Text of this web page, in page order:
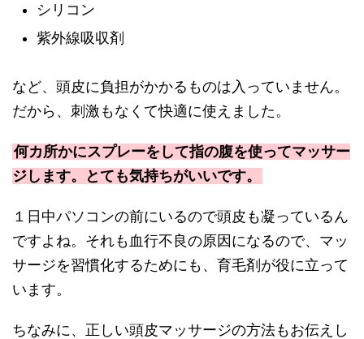
シリコン
紫外線吸収剤
など、頭皮に負担がかかるものは入っていません。
だから、刺激もなくて快適に使えました。
何カ所かにスプレーをして指の腹を使ってマッサー
ジします。とても気持ちがいいです。
１日中パソコンの前にいるので頭皮も凝っているん
ですよね。それも血行不良の原因になるので、マッ
サージを習慣化するためにも、育毛剤が役に立って
います。
ちなみに、正しい頭皮マッサージの方法もお伝えし